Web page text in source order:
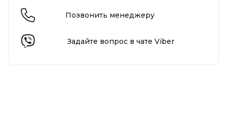
Позвонить менеджеру
Задайте вопрос в чате Viber